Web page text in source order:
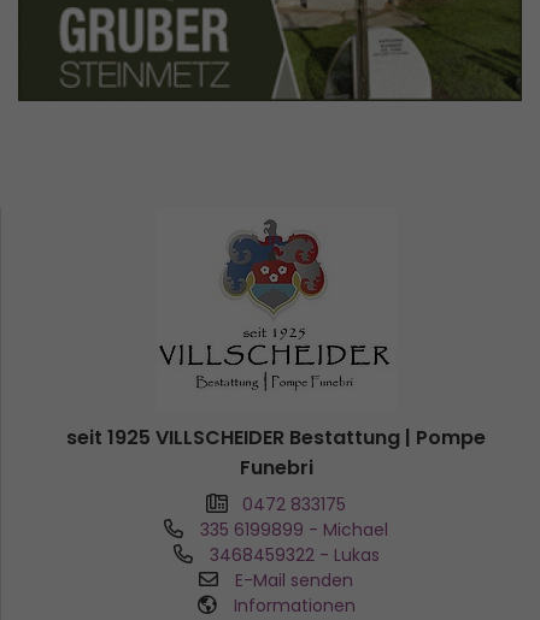
seit 1925 VILLSCHEIDER Bestattung | Pompe
Funebri
0472 833175
335 6199899 - Michael
3468459322 - Lukas
E-Mail senden
Informationen